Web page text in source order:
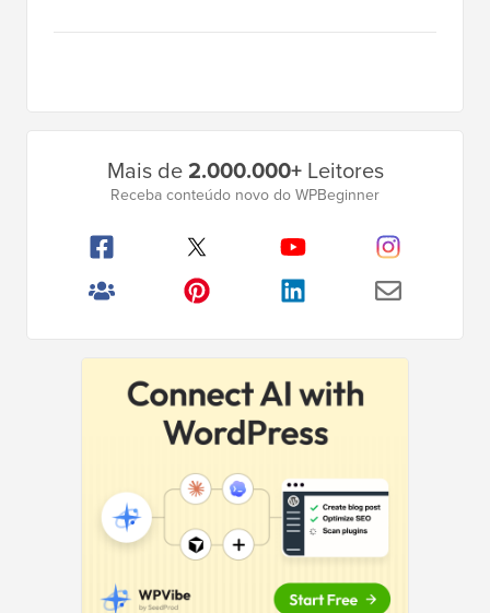
Mais de2.000.000+Leitores
Receba conteúdo novo do WPBeginner